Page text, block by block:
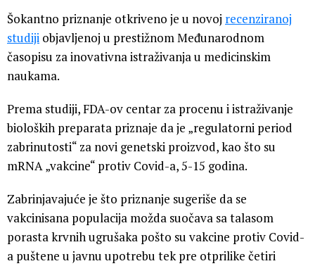
Šokantno priznanje otkriveno je u novoj recenziranoj
studiji objavljenoj u prestižnom Međunarodnom
časopisu za inovativna istraživanja u medicinskim
naukama.
Prema studiji, FDA-ov centar za procenu i istraživanje
bioloških preparata priznaje da je „regulatorni period
zabrinutosti“ za novi genetski proizvod, kao što su
mRNA „vakcine“ protiv Covid-a, 5-15 godina.
Zabrinjavajuće je što priznanje sugeriše da se
vakcinisana populacija možda suočava sa talasom
porasta krvnih ugrušaka pošto su vakcine protiv Covid-
a puštene u javnu upotrebu tek pre otprilike četiri